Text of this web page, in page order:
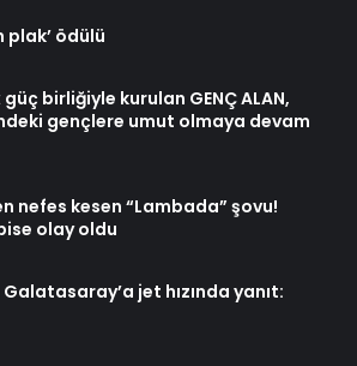
plak’ ödülü
güç birliğiyle kurulan GENÇ ALAN,
gençlere umut olmaya devam
nefes kesen “Lambada” şovu!
olay oldu
jet hızında yanıt: